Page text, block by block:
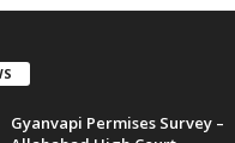
Gyanvapi Permises Survey –